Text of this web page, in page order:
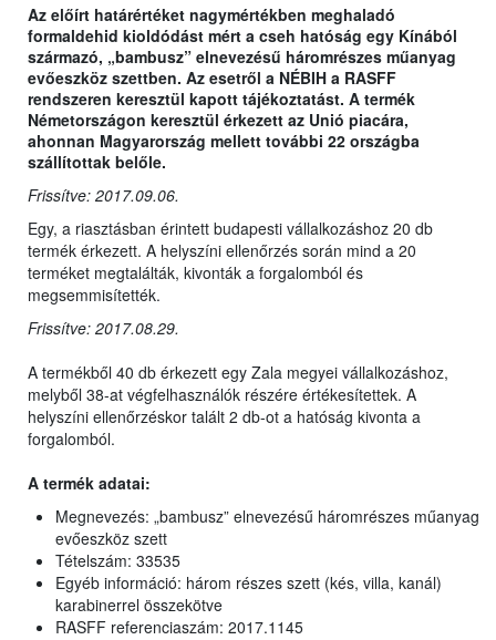
Az előírt határértéket nagymértékben meghaladó
formaldehid kioldódást mért a cseh hatóság egy Kínából
származó, „bambusz” elnevezésű háromrészes műanyag
evőeszköz szettben. Az esetről a NÉBIH a RASFF
rendszeren keresztül kapott tájékoztatást. A termék
Németországon keresztül érkezett az Unió piacára,
ahonnan Magyarország mellett további 22 országba
szállítottak belőle.
Frissítve: 2017.09.06.
Egy, a riasztásban érintett budapesti vállalkozáshoz 20 db
termék érkezett. A helyszíni ellenőrzés során mind a 20
terméket megtalálták, kivonták a forgalomból és
megsemmisítették.
Frissítve: 2017.08.29.
A termékből 40 db érkezett egy Zala megyei vállalkozáshoz,
melyből 38-at végfelhasználók részére értékesítettek. A
helyszíni ellenőrzéskor talált 2 db-ot a hatóság kivonta a
forgalomból.
A termék adatai:
Megnevezés: „bambusz” elnevezésű háromrészes műanyag
evőeszköz szett
Tételszám: 33535
Egyéb információ: három részes szett (kés, villa, kanál)
karabinerrel összekötve
RASFF referenciaszám: 2017.1145